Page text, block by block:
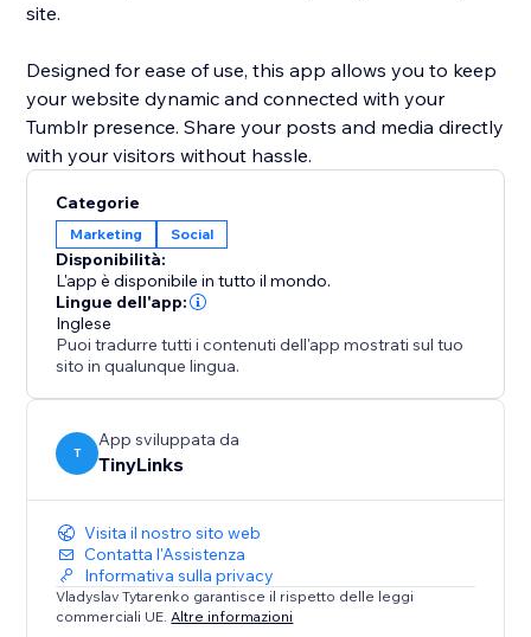
site.
Designed for ease of use, this app allows you to keep
your website dynamic and connected with your
Tumblr presence. Share your posts and media directly
with your visitors without hassle.
Categorie
Marketing Social
Disponibilità:
L'app è disponibile in tutto il mondo.
Lingue dell'app:
Inglese
Puoi tradurre tutti i contenuti dell'app mostrati sul tuo
sito in qualunque lingua.
T
App sviluppata da
TinyLinks
Visita il nostro sito web
Contatta l'Assistenza
Informativa sulla privacy
Vladyslav Tytarenko garantisce il rispetto delle leggi
commerciali UE. Altre informazioni